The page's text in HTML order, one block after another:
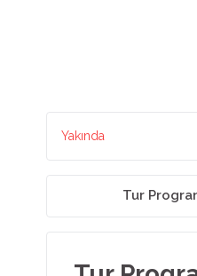
Yakında
Tur